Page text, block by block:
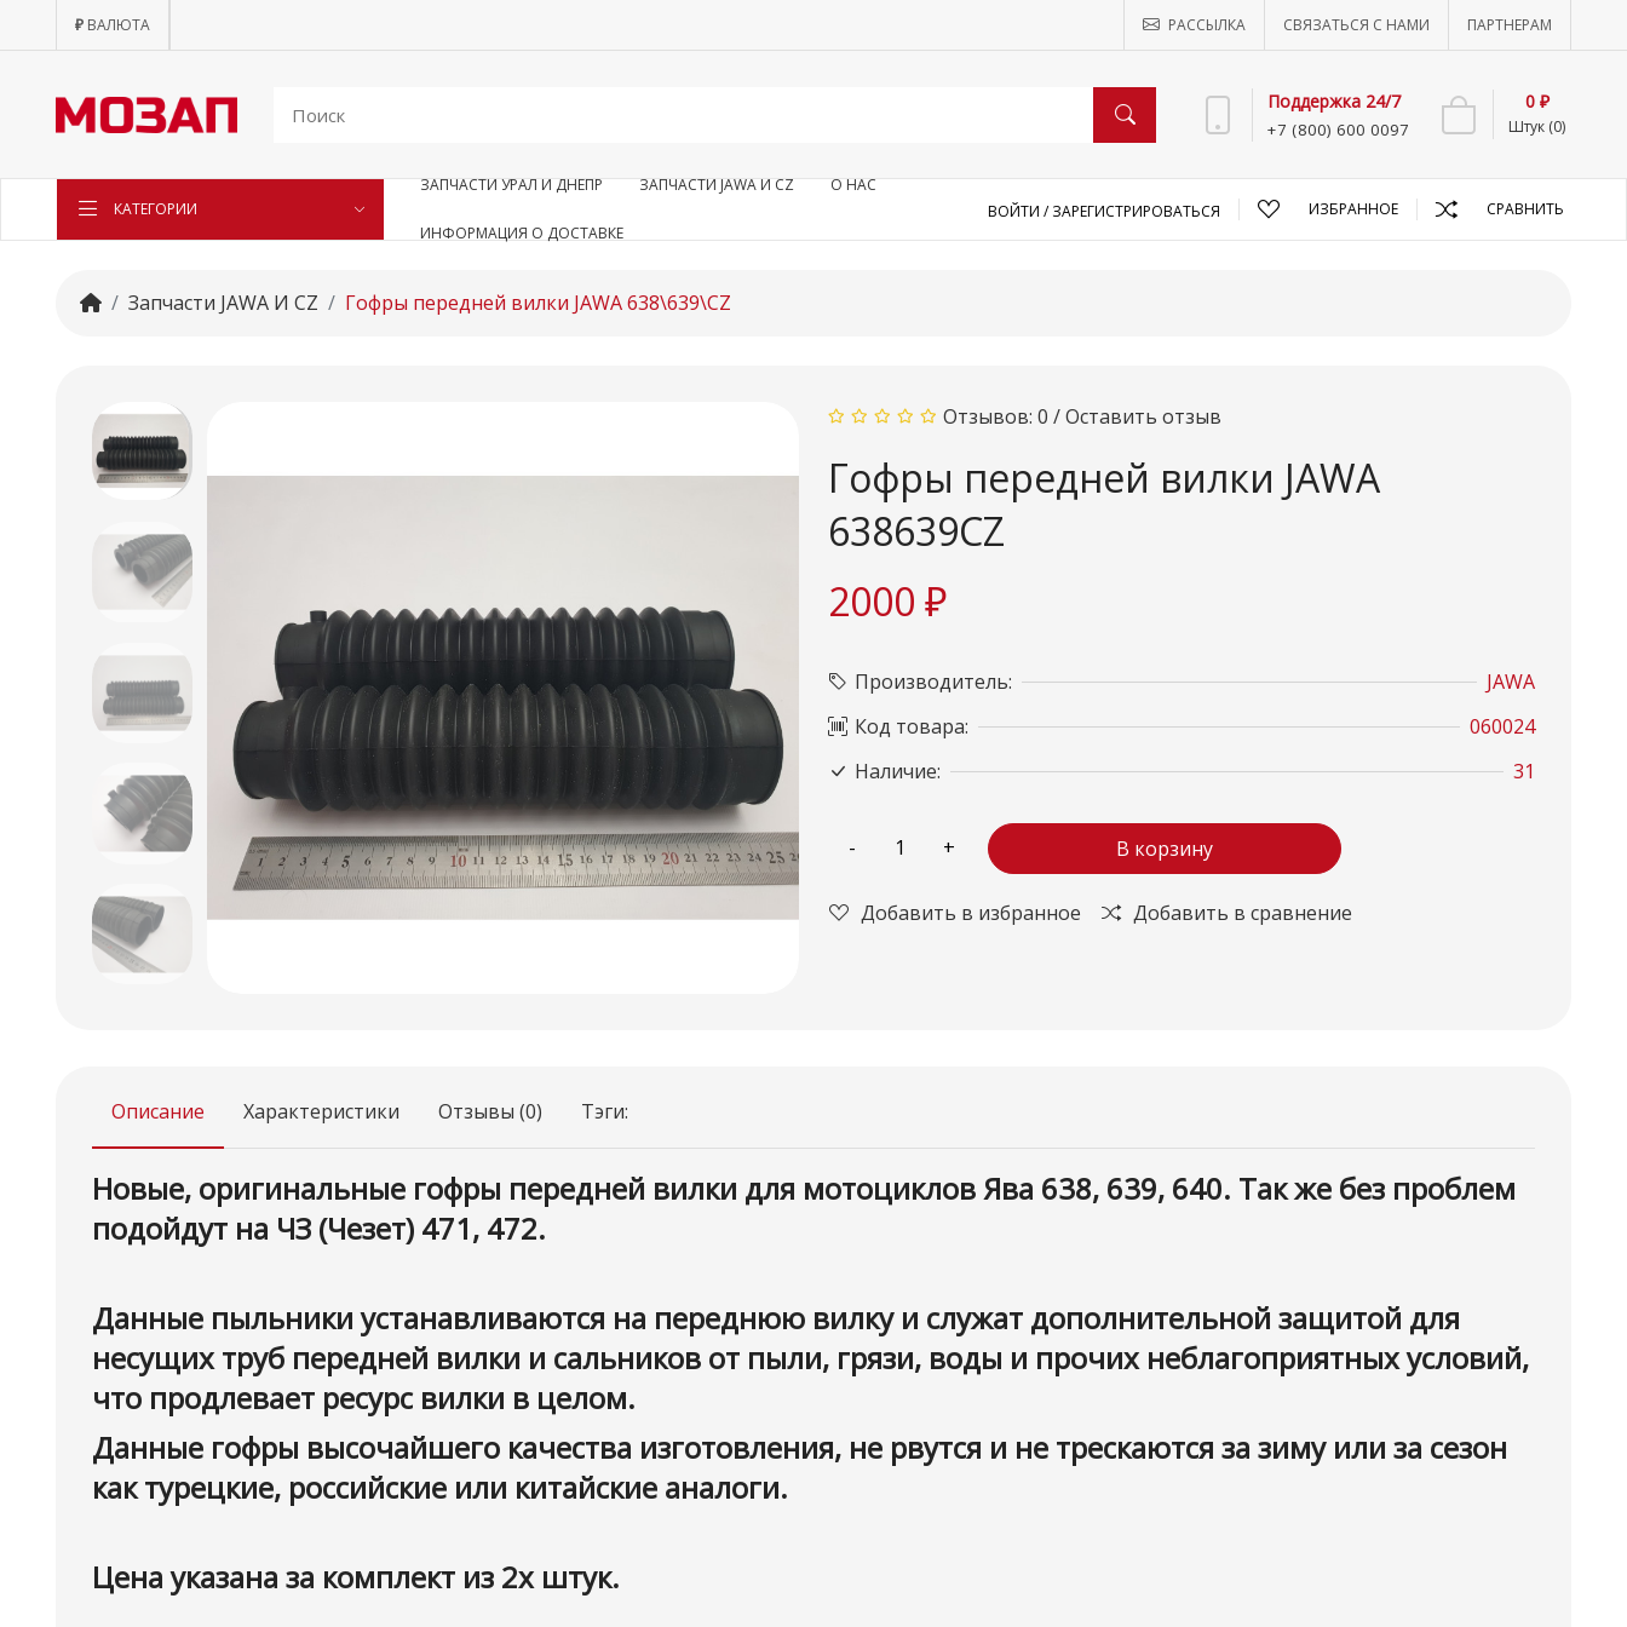
₽ ВАЛЮТА РАССЫЛКА СВЯЗАТЬСЯ С НАМИ ПАРТНЕРАМ
Поддержка 24/7
+7 (800) 600 0097 Штук (0)
0 ₽
КАТЕГОРИИ
ЗАПЧАСТИ УРАЛ И ДНЕПР ЗАПЧАСТИ JAWA И CZ О НАС
ИНФОРМАЦИЯ О ДОСТАВКЕ
ВОЙТИ /ЗАРЕГИСТРИРОВАТЬСЯ ИЗБРАННОЕ СРАВНИТЬ
Запчасти JAWA И CZ Гофры передней вилки JAWA 638\639\CZ
Отзывов: 0 /Оставить отзыв
Гофры передней вилки JAWA
638639CZ
2000 ₽
Производитель:
JAWA
Код товара:
060024
Наличие:
31
В корзину
Добавить в избранное Добавить в сравнение
Описание Характеристики Отзывы (0) Тэги:
Новые, оригинальные гофры передней вилки для мотоциклов Ява 638, 639, 640. Так же без проблем
подойдут на ЧЗ (Чезет) 471, 472.
Данные пыльники устанавливаются на переднюю вилку и служат дополнительной защитой для
несущих труб передней вилки и сальников от пыли, грязи, воды и прочих неблагоприятных условий,
что продлевает ресурс вилки в целом.
Данные гофры высочайшего качества изготовления, не рвутся и не трескаются за зиму или за сезон
как турецкие, российские или китайские аналоги.
Цена указана за комплект из 2х штук.